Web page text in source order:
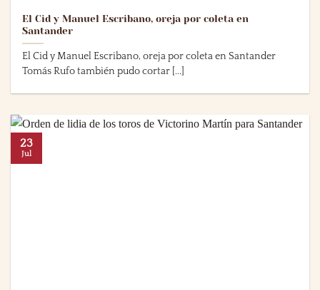
El Cid y Manuel Escribano, oreja por coleta en
Santander
El Cid y Manuel Escribano, oreja por coleta en Santander
Tomás Rufo también pudo cortar [...]
23
Jul